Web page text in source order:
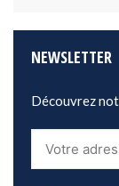
NEWSLETTER
Découvrez